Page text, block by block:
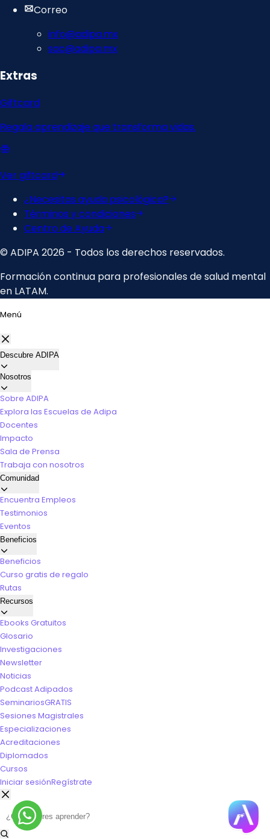
Menú
Descubre ADIPA
Nosotros
Sobre ADIPA
Explora las Escuelas de Adipa
Docentes
Impacto
Sala de Prensa
Trabaja con nosotros
Comunidad
Encuentra Empleos
Testimonios
Eventos
Beneficios
Beneficios
Curso gratis de regalo
Rutas
Recursos
Ebooks Gratuitos
Glosario
Investigaciones
Newsletter
Noticias
Podcast Adipados
SeminariosGRATIS
Sesiones Magistrales
Especializaciones
Acreditaciones
Diplomados
Cursos
Iniciar sesiónRegístrate
Buscar